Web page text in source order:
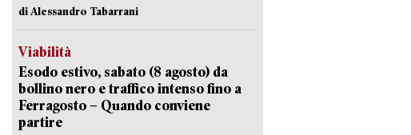
di Alessandro Tabarrani
Viabilità
Esodo estivo, sabato (8 agosto) da
bollino nero e traffico intenso fino a
Ferragosto – Quando conviene
partire